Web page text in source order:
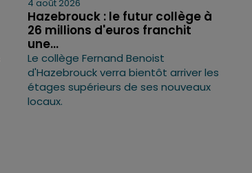
4 août 2026
Hazebrouck : le futur collège à
26 millions d'euros franchit
une...
Le collège Fernand Benoist
d'Hazebrouck verra bientôt arriver les
étages supérieurs de ses nouveaux
locaux.